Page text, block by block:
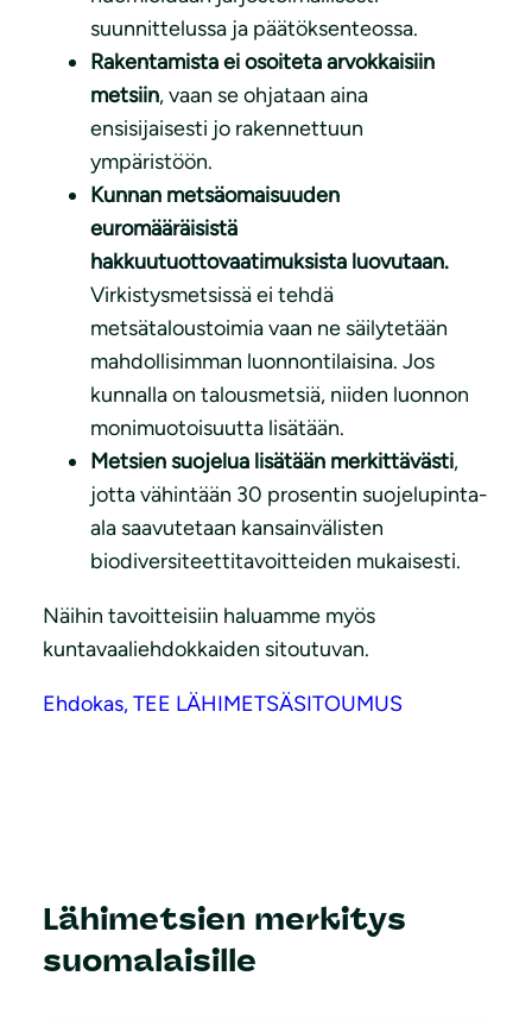
suunnittelussa ja päätöksenteossa.
Rakentamista ei osoiteta arvokkaisiin
metsiin, vaan se ohjataan aina
ensisijaisesti jo rakennettuun
ympäristöön.
Kunnan metsäomaisuuden
euromääräisistä
hakkuutuottovaatimuksista luovutaan.
Virkistysmetsissä ei tehdä
metsätaloustoimia vaan ne säilytetään
mahdollisimman luonnontilaisina. Jos
kunnalla on talousmetsiä, niiden luonnon
monimuotoisuutta lisätään.
Metsien suojelua lisätään merkittävästi,
jotta vähintään 30 prosentin suojelupinta-
ala saavutetaan kansainvälisten
biodiversiteettitavoitteiden mukaisesti.
Näihin tavoitteisiin haluamme myös
kuntavaaliehdokkaiden sitoutuvan.
Ehdokas, TEE LÄHIMETSÄSITOUMUS
Lähimetsien merkitys
suomalaisille